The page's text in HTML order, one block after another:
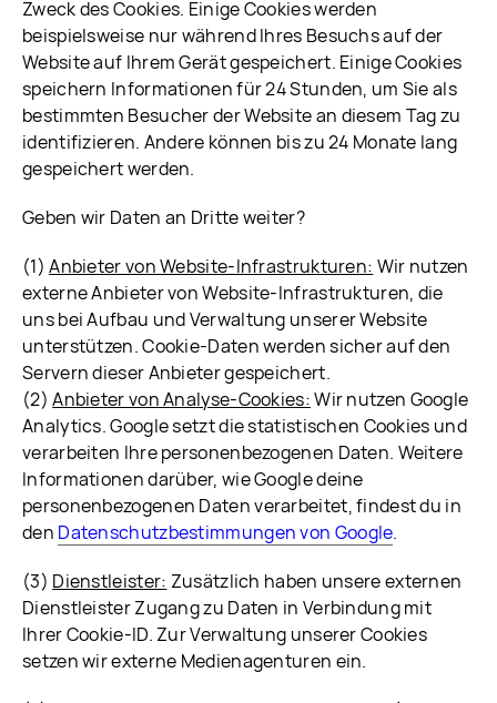
Zweck des Cookies. Einige Cookies werden
beispielsweise nur während Ihres Besuchs auf der
Website auf Ihrem Gerät gespeichert. Einige Cookies
speichern Informationen für 24 Stunden, um Sie als
bestimmten Besucher der Website an diesem Tag zu
identifizieren. Andere können bis zu 24 Monate lang
gespeichert werden.
Geben wir Daten an Dritte weiter?
(1)Anbieter von Website-Infrastrukturen: Wir nutzen
externe Anbieter von Website-Infrastrukturen, die
uns bei Aufbau und Verwaltung unserer Website
unterstützen. Cookie-Daten werden sicher auf den
Servern dieser Anbieter gespeichert.
(2)Anbieter von Analyse-Cookies:Wir nutzen Google
Analytics. Google setzt die statistischen Cookies und
verarbeiten Ihre personenbezogenen Daten. Weitere
Informationen darüber, wie Google deine
personenbezogenen Daten verarbeitet, findest du in
den Datenschutzbestimmungen von Google.
(3) Dienstleister: Zusätzlich haben unsere externen
Dienstleister Zugang zu Daten in Verbindung mit
Ihrer Cookie-ID. Zur Verwaltung unserer Cookies
setzen wir externe Medienagenturen ein.